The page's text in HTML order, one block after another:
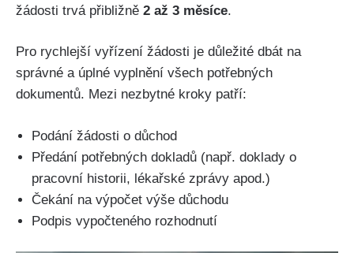
žádosti trvá přibližně 2 až 3 měsíce.
Pro rychlejší vyřízení žádosti je důležité dbát na
správné a úplné vyplnění všech potřebných
dokumentů. Mezi nezbytné kroky patří:
Podání žádosti o důchod
Předání potřebných dokladů (např. doklady o
pracovní historii, lékařské zprávy apod.)
Čekání na výpočet výše důchodu
Podpis vypočteného rozhodnutí